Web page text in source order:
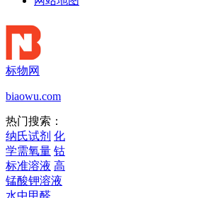
标物网
biaowu.com
热门搜索：
纳氏试剂 化
学需氧量 钴
标准溶液 高
锰酸钾溶液
水中甲醛